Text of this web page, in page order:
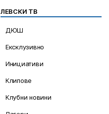
ЛЕВСКИ ТВ
ДЮШ
Ексклузивно
Инициативи
Клипове
Клубни новини